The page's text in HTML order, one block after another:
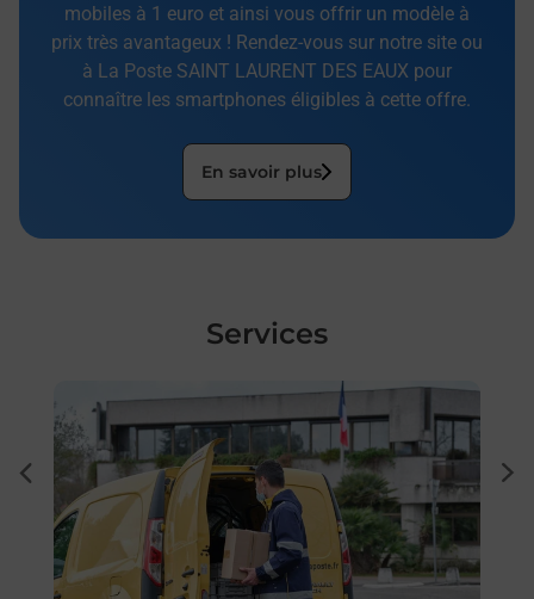
mobiles à 1 euro et ainsi vous offrir un modèle à
prix très avantageux ! Rendez-vous sur notre site ou
à La Poste SAINT LAURENT DES EAUX pour
connaître les smartphones éligibles à cette offre.
En savoir plus
Services